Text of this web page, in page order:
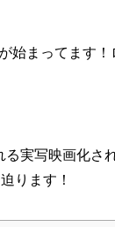
始まってます！
る実写映画化さ
ります！